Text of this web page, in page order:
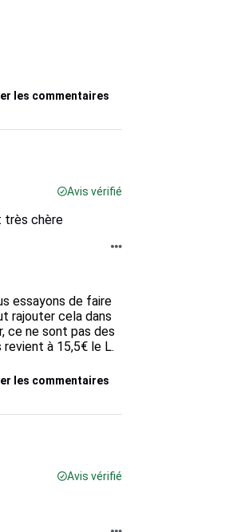
les commentaires
Avis vérifié
très chère
essayons de faire
rajouter cela dans
ce ne sont pas des
à 15,5€ le L.
les commentaires
Avis vérifié